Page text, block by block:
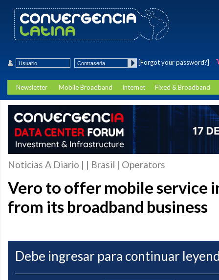
[Forgot your password?]
Newsletter Mobile Broadband Internet Fixed & Broadband
Noticias A Diario | | Brasil | Operators
Vero to offer mobile service
from its broadband business
Debe ingresar para continuar